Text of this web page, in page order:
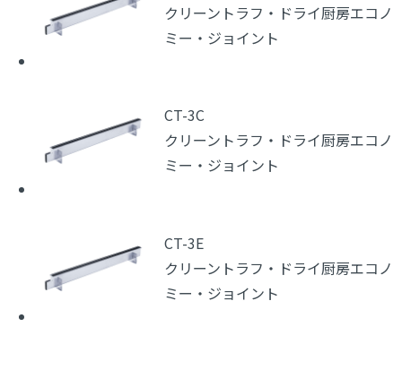
クリーントラフ・ドライ厨房エコノ
ミー・ジョイント
CT-3C
クリーントラフ・ドライ厨房エコノ
ミー・ジョイント
CT-3E
クリーントラフ・ドライ厨房エコノ
ミー・ジョイント